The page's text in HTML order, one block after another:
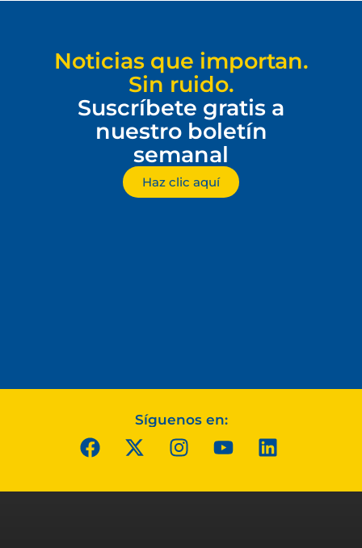
Noticias que importan.
Sin ruido.
Suscríbete gratis a
nuestro boletín
semanal
Haz clic aquí
Síguenos en: